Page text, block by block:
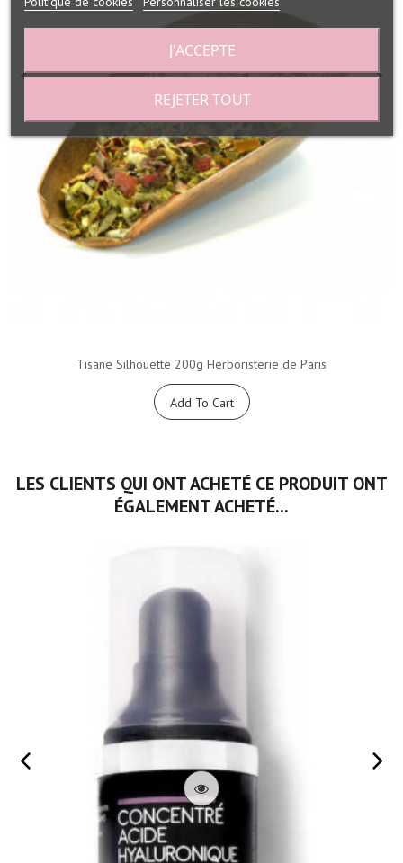
Tisane Silhouette 200g Herboristerie de Paris
Add To Cart
LES CLIENTS QUI ONT ACHETÉ CE PRODUIT ONT
ÉGALEMENT ACHETÉ...
REJETER TOUT
J'ACCEPTE